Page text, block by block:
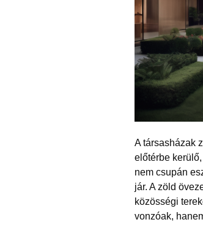
A társasházak
előtérbe
nem csupán
jár. A zöld
közösségi
vonzóak,